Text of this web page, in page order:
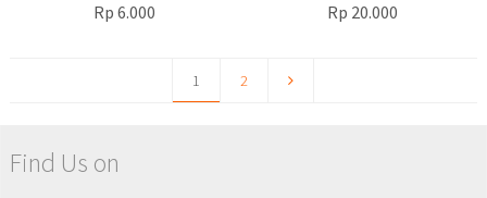
Rp 6.000 Rp 20.000
1 2
Find Us on